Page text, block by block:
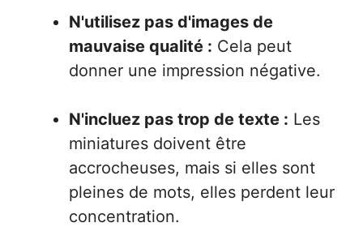
N'utilisez pas d'images de
mauvaise qualité : Cela peut
donner une impression négative.
N'incluez pas trop de texte : Les
miniatures doivent être
accrocheuses, mais si elles sont
pleines de mots, elles perdent leur
concentration.